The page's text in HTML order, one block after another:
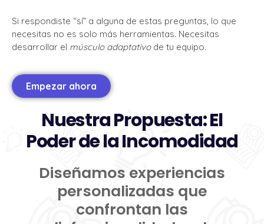
Si respondiste “sí” a alguna de estas preguntas, lo que
necesitas no es solo más herramientas. Necesitas
desarrollar el músculo adaptativode tu equipo.
Empezar ahora
Nuestra Propuesta: El
Poder de la Incomodidad
Diseñamos experiencias
personalizadas que
confrontan las